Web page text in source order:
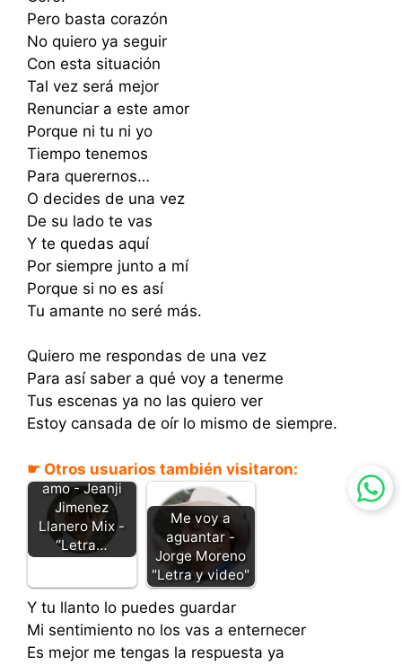
Pero basta corazón
No quiero ya seguir
Con esta situación
Tal vez será mejor
Renunciar a este amor
Porque ni tu ni yo
Tiempo tenemos
Para querernos…
O decides de una vez
De su lado te vas
Y te quedas aquí
Por siempre junto a mí
Porque si no es así
Tu amante no seré más.
Quiero me respondas de una vez
Para así saber a qué voy a tenerme
Tus escenas ya no las quiero ver
Estoy cansada de oír lo mismo de siempre.
☛ Otros usuarios también visitaron:
Como yo te
amo - Jeanji
Jimenez
Llanero Mix -
“Letra…
Me voy a
aguantar -
Jorge Moreno
"Letra y video"
Y tu llanto lo puedes guardar
Mi sentimiento no los vas a enternecer
Es mejor me tengas la respuesta ya